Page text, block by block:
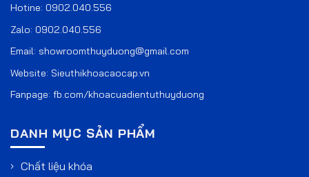
Hotine: 0902.040.556
Zalo: 0902.040.556
Email: showroomthuyduong@gmail.com
Website: Sieuthikhoacaocap.vn
Fanpage: fb.com/khoacuadientuthuyduong
DANH MỤC SẢN PHẨM
Chất liệu khóa